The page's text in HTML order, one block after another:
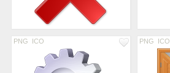
PNG ICO PNG ICO